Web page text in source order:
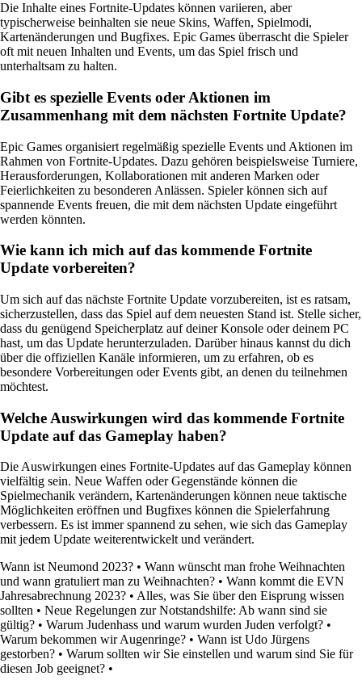
Die Inhalte eines Fortnite-Updates können variieren, aber
typischerweise beinhalten sie neue Skins, Waffen, Spielmodi,
Kartenänderungen und Bugfixes. Epic Games überrascht die Spieler
oft mit neuen Inhalten und Events, um das Spiel frisch und
unterhaltsam zu halten.
Gibt es spezielle Events oder Aktionen im
Zusammenhang mit dem nächsten Fortnite Update?
Epic Games organisiert regelmäßig spezielle Events und Aktionen im
Rahmen von Fortnite-Updates. Dazu gehören beispielsweise Turniere,
Herausforderungen, Kollaborationen mit anderen Marken oder
Feierlichkeiten zu besonderen Anlässen. Spieler können sich auf
spannende Events freuen, die mit dem nächsten Update eingeführt
werden könnten.
Wie kann ich mich auf das kommende Fortnite
Update vorbereiten?
Um sich auf das nächste Fortnite Update vorzubereiten, ist es ratsam,
sicherzustellen, dass das Spiel auf dem neuesten Stand ist. Stelle sicher,
dass du genügend Speicherplatz auf deiner Konsole oder deinem PC
hast, um das Update herunterzuladen. Darüber hinaus kannst du dich
über die offiziellen Kanäle informieren, um zu erfahren, ob es
besondere Vorbereitungen oder Events gibt, an denen du teilnehmen
möchtest.
Welche Auswirkungen wird das kommende Fortnite
Update auf das Gameplay haben?
Die Auswirkungen eines Fortnite-Updates auf das Gameplay können
vielfältig sein. Neue Waffen oder Gegenstände können die
Spielmechanik verändern, Kartenänderungen können neue taktische
Möglichkeiten eröffnen und Bugfixes können die Spielerfahrung
verbessern. Es ist immer spannend zu sehen, wie sich das Gameplay
mit jedem Update weiterentwickelt und verändert.
Wann ist Neumond 2023? • Wann wünscht man frohe Weihnachten
und wann gratuliert man zu Weihnachten? • Wann kommt die EVN
Jahresabrechnung 2023? • Alles, was Sie über den Eisprung wissen
sollten • Neue Regelungen zur Notstandshilfe: Ab wann sind sie
gültig? • Warum Judenhass und warum wurden Juden verfolgt? •
Warum bekommen wir Augenringe? • Wann ist Udo Jürgens
gestorben? • Warum sollten wir Sie einstellen und warum sind Sie für
diesen Job geeignet? •